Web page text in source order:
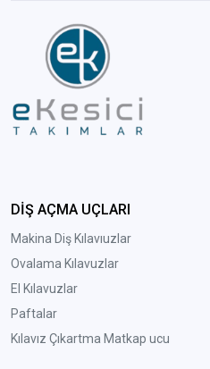
DİŞ AÇMA UÇLARI
Makina Diş Kılavıuzlar
Ovalama Kılavuzlar
El Kılavuzlar
Paftalar
Kılavız Çıkartma Matkap ucu